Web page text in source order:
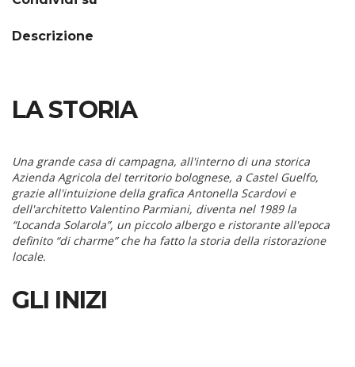
Descrizione
LA STORIA
Una grande casa di campagna, all'interno di una storica
Azienda Agricola del territorio bolognese, a Castel Guelfo,
grazie all'intuizione della grafica Antonella Scardovi e
dell'architetto Valentino Parmiani, diventa nel 1989 la
“Locanda Solarola”, un piccolo albergo e ristorante all'epoca
definito “di charme” che ha fatto la storia della ristorazione
locale.
GLI INIZI